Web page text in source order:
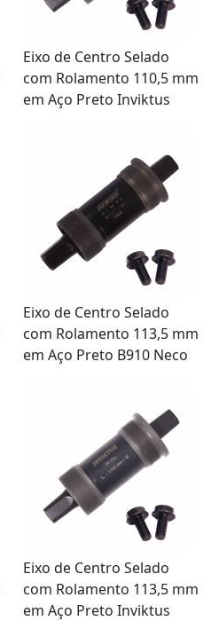
Eixo de Centro Selado
com Rolamento 110,5 mm
em Aço Preto Inviktus
Eixo de Centro Selado
com Rolamento 113,5 mm
em Aço Preto B910 Neco
Eixo de Centro Selado
com Rolamento 113,5 mm
em Aço Preto Inviktus